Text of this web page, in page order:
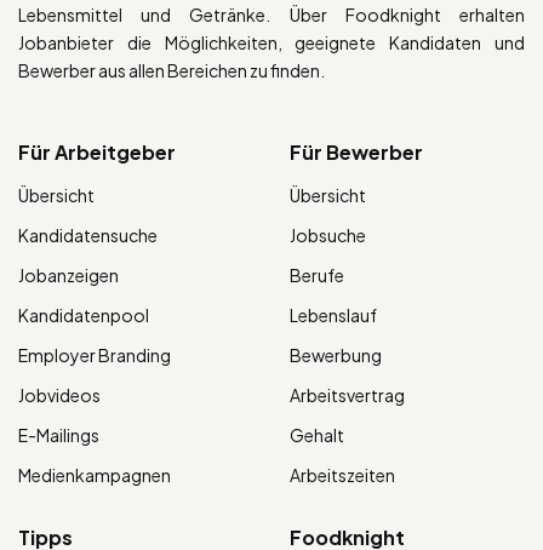
Lebensmittel und Getränke. Über Foodknight erhalten
Jobanbieter die Möglichkeiten, geeignete Kandidaten und
Bewerber aus allen Bereichen zu finden.
Für Arbeitgeber
Übersicht
Kandidatensuche
Jobanzeigen
Kandidatenpool
Employer Branding
Jobvideos
E-Mailings
Medienkampagnen
Für Bewerber
Übersicht
Jobsuche
Berufe
Lebenslauf
Bewerbung
Arbeitsvertrag
Gehalt
Arbeitszeiten
Tipps Foodknight